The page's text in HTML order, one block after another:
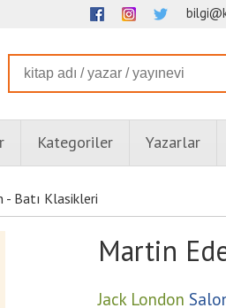
Kategoriler Yazarlar
- Batı Klasikleri
Martin
Jack London